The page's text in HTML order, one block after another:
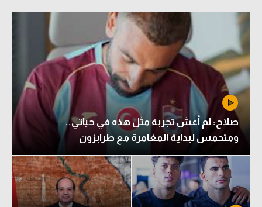
صلاح: لم أعش تجربة مثل هذه في حياتي..
ومتحمس لبداية المغامرة مع طرابزون